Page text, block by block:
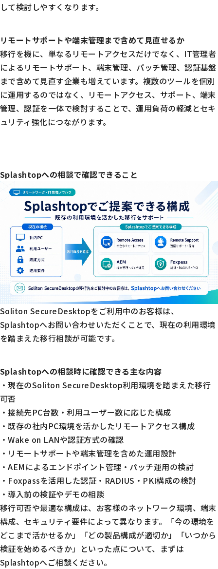
して検討しやすくなります。
リモートサポートや端末管理まで含めて見直せるか
移行を機に、単なるリモートアクセスだけでなく、IT管理者
によるリモートサポート、端末管理、パッチ管理、認証基盤
まで含めて見直す企業も増えています。複数のツールを個別
に運用するのではなく、リモートアクセス、サポート、端末
管理、認証を一体で検討することで、運用負荷の軽減とセキ
ュリティ強化につながります。
Splashtopへの相談で確認できること
Soliton SecureDesktopをご利用中のお客様は、
Splashtopへお問い合わせいただくことで、現在の利用環境
を踏まえた移行相談が可能です。
Splashtopへの相談時に確認できる主な内容
・現在のSoliton SecureDesktop利用環境を踏まえた移行
可否
・接続先PC台数・利用ユーザー数に応じた構成
・既存の社内PC環境を活かしたリモートアクセス構成
・Wake on LANや認証方式の確認
・リモートサポートや端末管理を含めた運用設計
・AEMによるエンドポイント管理・パッチ運用の検討
・Foxpassを活用した認証・RADIUS・PKI構成の検討
・導入前の検証やデモの相談
移行可否や最適な構成は、お客様のネットワーク環境、端末
構成、セキュリティ要件によって異なります。「今の環境を
どこまで活かせるか」「どの製品構成が適切か」「いつから
検証を始めるべきか」といった点について、まずは
Splashtopへご相談ください。